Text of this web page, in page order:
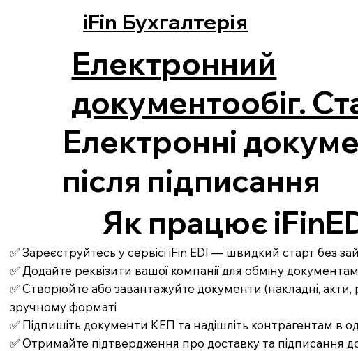
iFin Бухгалтерія
Електронний
документообіг.
Електронні
після підписання
✅ Зареєструйтесь у сервісі iFin EDI — швидкий старт без
✅ Додайте реквізити вашої компанії для обміну
✅ Створюйте або завантажуйте документи (накладні, акти,
зручному форматі
✅ Підпишіть документи КЕП та надішліть контрагентам в
✅ Отримайте підтвердження про доставку та підписання
Як працює